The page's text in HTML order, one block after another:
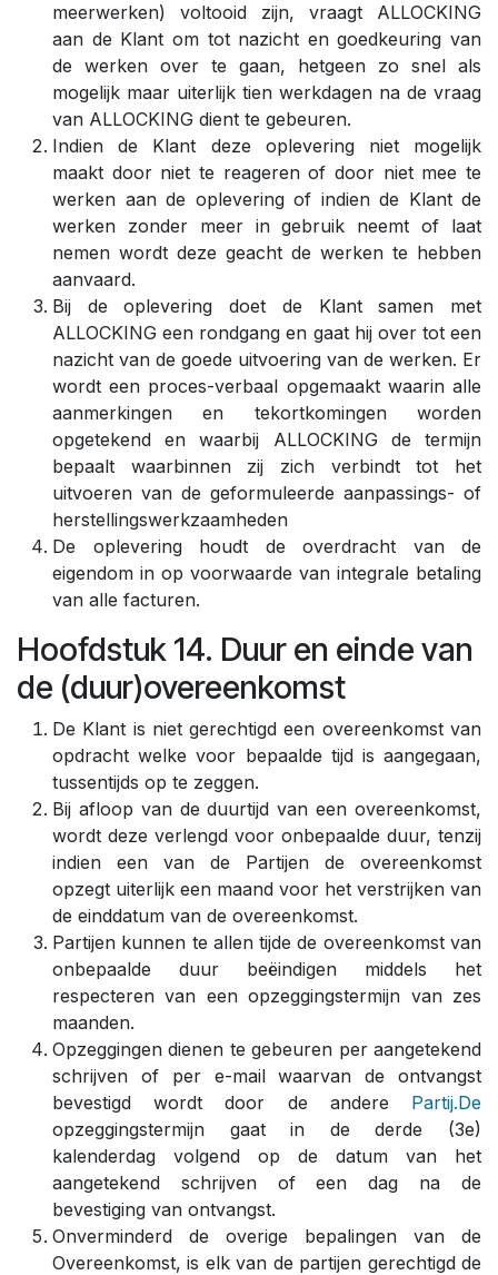
meerwerken) voltooid zijn, vraagt ALLOCKING
aan de Klant om tot nazicht en goedkeuring van
de werken over te gaan, hetgeen zo snel als
mogelijk maar uiterlijk tien werkdagen na de vraag
van ALLOCKING dient te gebeuren.
Indien de Klant deze oplevering niet mogelijk
maakt door niet te reageren of door niet mee te
werken aan de oplevering of indien de Klant de
werken zonder meer in gebruik neemt of laat
nemen wordt deze geacht de werken te hebben
aanvaard.
Bij de oplevering doet de Klant samen met
ALLOCKING een rondgang en gaat hij over tot een
nazicht van de goede uitvoering van de werken. Er
wordt een proces-verbaal opgemaakt waarin alle
aanmerkingen en tekortkomingen worden
opgetekend en waarbij ALLOCKING de termijn
bepaalt waarbinnen zij zich verbindt tot het
uitvoeren van de geformuleerde aanpassings- of
herstellingswerkzaamheden
De oplevering houdt de overdracht van de
eigendom in op voorwaarde van integrale betaling
van alle facturen.
Hoofdstuk 14. Duur en einde van
de (duur)overeenkomst
De Klant is niet gerechtigd een overeenkomst van
opdracht welke voor bepaalde tijd is aangegaan,
tussentijds op te zeggen.
Bij afloop van de duurtijd van een overeenkomst,
wordt deze verlengd voor onbepaalde duur, tenzij
indien een van de Partijen de overeenkomst
opzegt uiterlijk een maand voor het verstrijken van
de einddatum van de overeenkomst.
Partijen kunnen te allen tijde de overeenkomst van
onbepaalde duur beëindigen middels het
respecteren van een opzeggingstermijn van zes
maanden.
Opzeggingen dienen te gebeuren per aangetekend
schrijven of per e-mail waarvan de ontvangst
bevestigd wordt door de andere Partij.De
opzeggingstermijn gaat in de derde (3e)
kalenderdag volgend op de datum van het
aangetekend schrijven of een dag na de
bevestiging van ontvangst.
Onverminderd de overige bepalingen van de
Overeenkomst, is elk van de partijen gerechtigd de